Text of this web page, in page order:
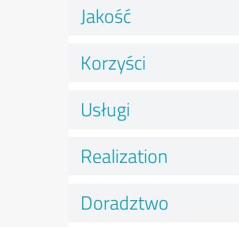
Jakość
Korzyści
Usługi
Realization
Doradztwo